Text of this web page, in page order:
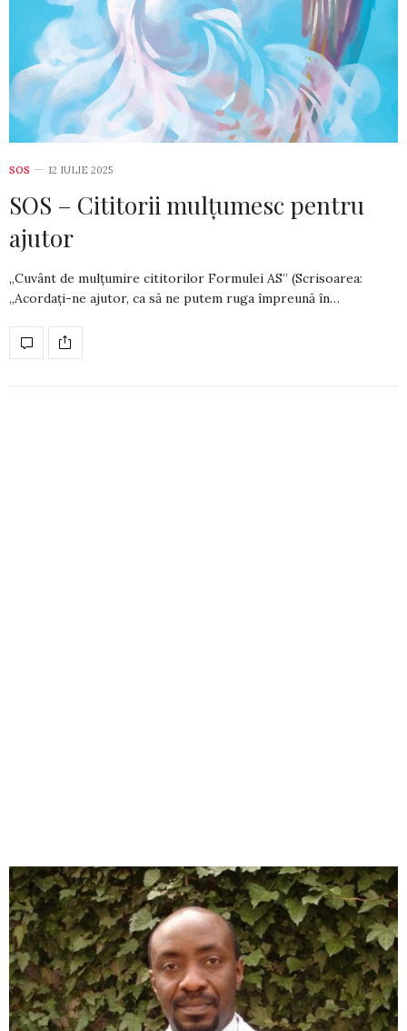
SOS 12 IULIE 2025
SOS – Cititorii mulțumesc pentru
ajutor
„Cuvânt de mulțumire cititorilor Formulei AS” (Scrisoarea:
„Acordați-ne ajutor, ca să ne putem ruga împreună în…